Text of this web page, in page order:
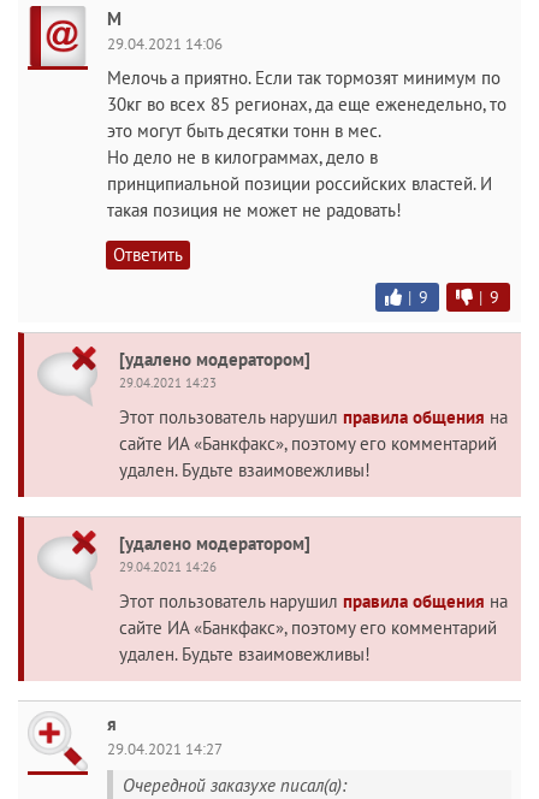
M
29.04.2021 14:06
Мелочь а приятно. Если так тормозят минимум по
30кг во всех 85 регионах, да еще еженедельно, то
это могут быть десятки тонн в мес.
Но дело не в килограммах, дело в
принципиальной позиции российских властей. И
такая позиция не может не радовать!
Ответить
| 9 | 9
[удалено модератором]
29.04.2021 14:23
Этот пользователь нарушил правила общения на
сайте ИА «Банкфакс», поэтому его комментарий
удален. Будьте взаимовежливы!
[удалено модератором]
29.04.2021 14:26
Этот пользователь нарушил правила общения на
сайте ИА «Банкфакс», поэтому его комментарий
удален. Будьте взаимовежливы!
я
29.04.2021 14:27
Очередной заказухе писал(а):